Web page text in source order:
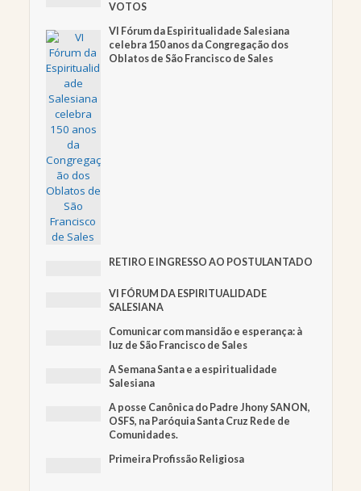
VOTOS
VI Fórum da Espiritualidade Salesiana
celebra 150 anos da Congregação dos
Oblatos de São Francisco de Sales
RETIRO E INGRESSO AO POSTULANTADO
VI FÓRUM DA ESPIRITUALIDADE
SALESIANA
Comunicar com mansidão e esperança: à
luz de São Francisco de Sales
A Semana Santa e a espiritualidade
Salesiana
A posse Canônica do Padre Jhony SANON,
OSFS, na Paróquia Santa Cruz Rede de
Comunidades.
Primeira Profissão Religiosa